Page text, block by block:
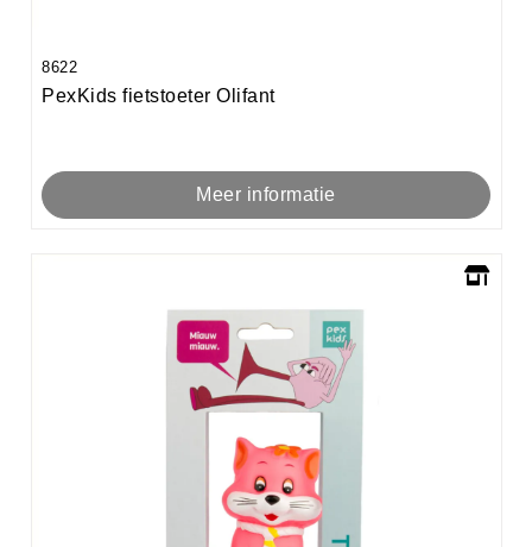
8622
PexKids fietstoeter Olifant
Meer informatie